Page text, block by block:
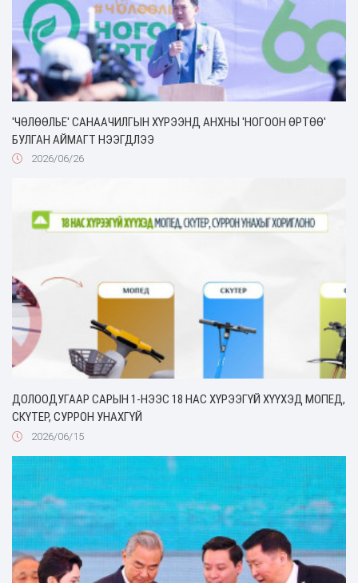
'ЧӨЛӨӨЛЬЕ' САНААЧИЛГЫН ХҮРЭЭНД АНХНЫ 'НОГООН ӨРТӨӨ'
БУЛГАН АЙМАГТ НЭЭГДЛЭЭ
2026/06/26
ДОЛООДУГААР САРЫН 1-НЭЭС 18 НАС ХҮРЭЭГҮЙ ХҮҮХЭД МОПЕД,
СКҮТЕР, СУРРОН УНАХГҮЙ
2026/06/15